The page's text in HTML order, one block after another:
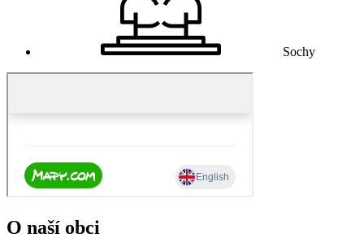
Sochy
O naší obci